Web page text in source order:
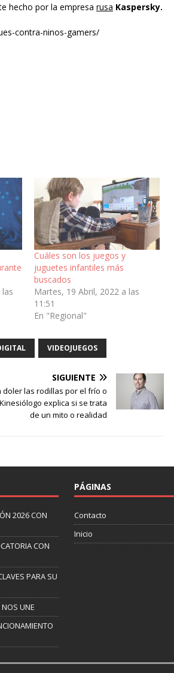
hecho por la empresa rusa Kaspersky.
contra-ninos-gamers/
Cuáles son los juegos y
juguetes infantiles más
buscados
Martes, 19 Abril, 2022 a las
11:51
En "Regional"
VIDEOJUEGOS
SIGUIENTE
doler las rodillas por el frío o
explica si se trata
de un mito o realidad
2026 CON
CON
PARA SU
UNE
PÁGINAS
Contacto
Inicio